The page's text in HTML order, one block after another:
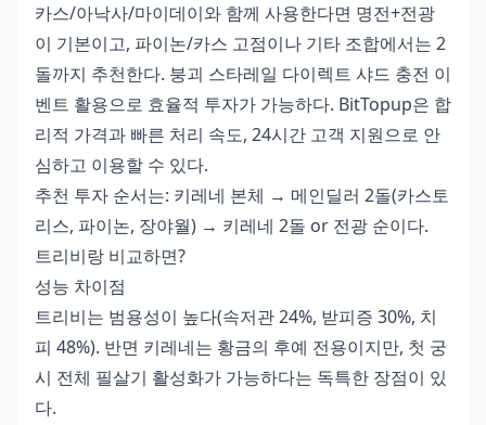
카스/아낙사/마이데이와 함께 사용한다면 명전+전광
이 기본이고, 파이논/카스 고점이나 기타 조합에서는 2
돌까지 추천한다. 붕괴 스타레일 다이렉트 샤드 충전 이
벤트 활용으로 효율적 투자가 가능하다. BitTopup은 합
리적 가격과 빠른 처리 속도, 24시간 고객 지원으로 안
심하고 이용할 수 있다.
추천 투자 순서는: 키레네 본체 → 메인딜러 2돌(카스토
리스, 파이논, 장야월) → 키레네 2돌 or 전광 순이다.
트리비랑 비교하면?
성능 차이점
트리비는 범용성이 높다(속저관 24%, 받피증 30%, 치
피 48%). 반면 키레네는 황금의 후예 전용이지만, 첫 궁
시 전체 필살기 활성화가 가능하다는 독특한 장점이 있
다.